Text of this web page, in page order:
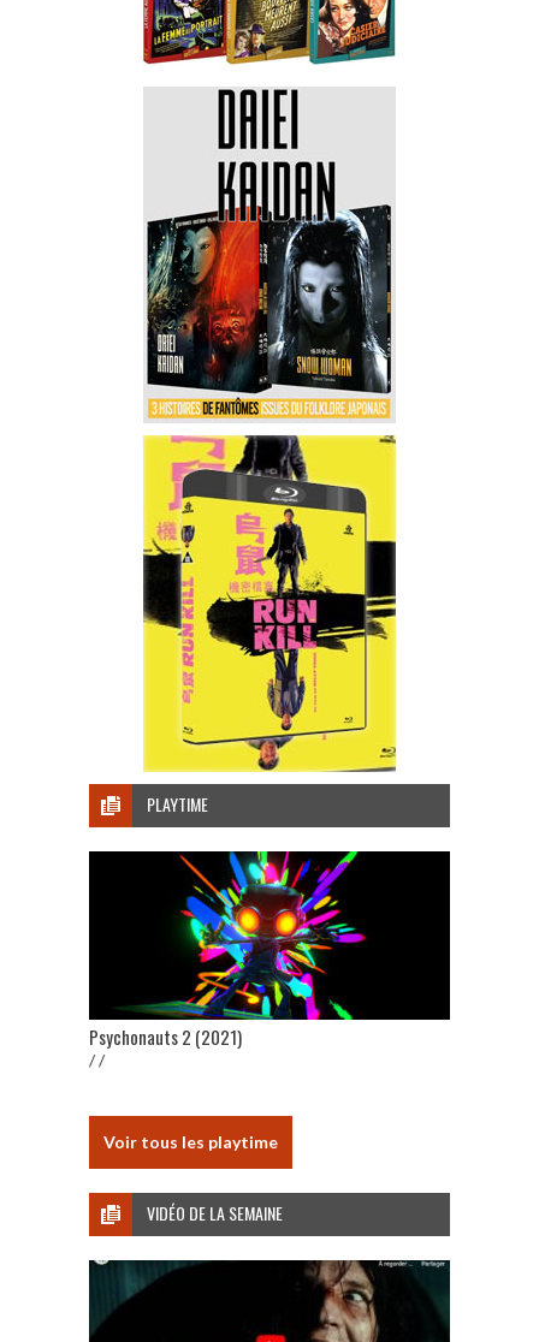
PLAYTIME
Psychonauts 2 (2021)
/ /
Voir tous les playtime
VIDÉO DE LA SEMAINE